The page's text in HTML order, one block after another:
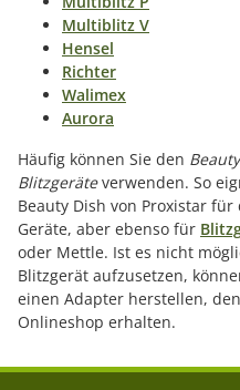
Multiblitz V
Hensel
Richter
Walimex
Aurora
Häufig können Sie den
Blitzgeräteverwenden. So
Beauty Dish von Proxistar
Geräte, aber ebenso für
oder Mettle. Ist es nicht
Blitzgerät aufzusetzen,
einen Adapter herstellen,
Onlineshop erhalten.